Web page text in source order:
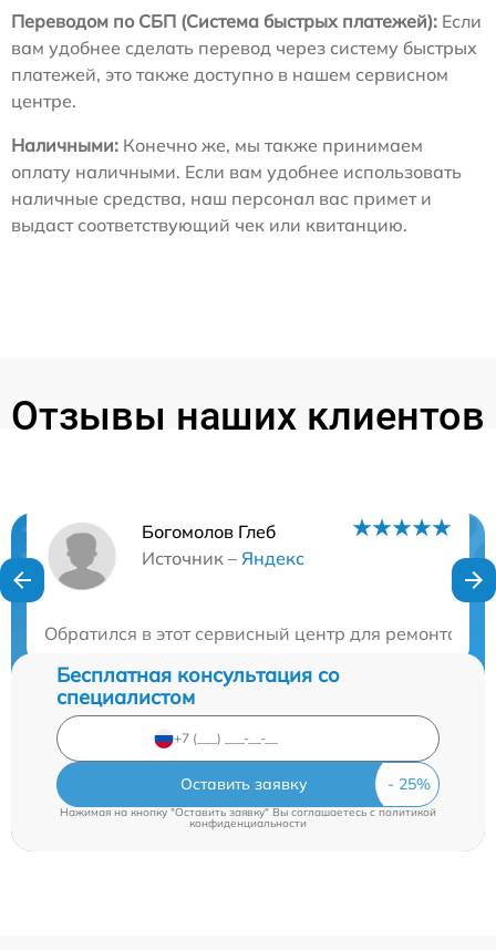
Переводом по СБП (Система быстрых платежей): Если
вам удобнее сделать перевод через систему быстрых
платежей, это также доступно в нашем сервисном
центре.
Наличными: Конечно же, мы также принимаем
оплату наличными. Если вам удобнее использовать
наличные средства, наш персонал вас примет и
выдаст соответствующий чек или квитанцию.
Отзывы наших клиентов
Богомолов Глеб
Источник – Яндекс
Обратился в этот сервисный центр для ремонта
Нужна консультация?
Бесплатная консультация со
специалистом
Оставить заявку
Нажимая на кнопку "Оставить заявку" Вы соглашаетесь cполитикой
конфиденциальности